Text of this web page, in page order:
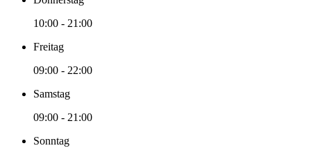
10:00 - 21:00
Freitag
09:00 - 22:00
Samstag
09:00 - 21:00
Sonntag